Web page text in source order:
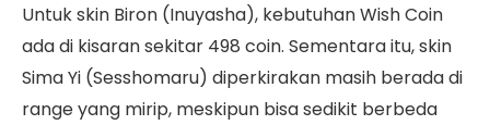
Untuk skin Biron (Inuyasha), kebutuhan Wish Coin
ada di kisaran sekitar 498 coin. Sementara itu, skin
Sima Yi (Sesshomaru) diperkirakan masih berada di
range yang mirip, meskipun bisa sedikit berbeda